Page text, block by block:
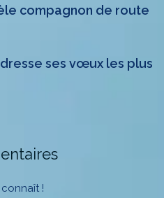
compagnon de route
ses vœux les plus
connaît !